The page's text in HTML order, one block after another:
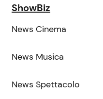
ShowBiz
News Cinema
News Musica
News Spettacolo